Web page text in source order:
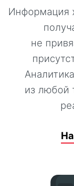
Информация
не
из любой